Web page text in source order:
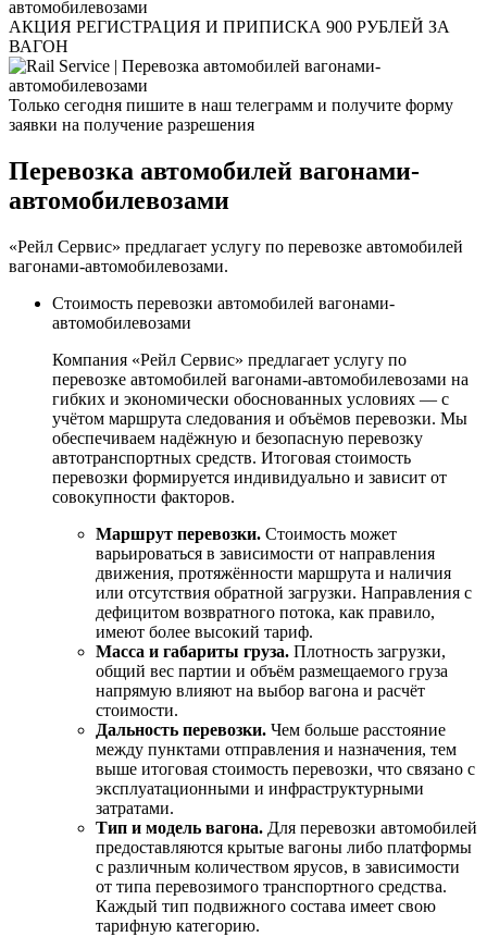
АКЦИЯ РЕГИСТРАЦИЯ И ПРИПИСКА 900 РУБЛЕЙ ЗА
ВАГОН
Только сегодня пишите в наш телеграмм и получите форму
заявки на получение разрешения
Перевозка автомобилей вагонами-
автомобилевозами
«Рейл Сервис» предлагает услугу по перевозке автомобилей
вагонами-автомобилевозами.
Стоимость перевозки автомобилей вагонами-
автомобилевозами
Компания «Рейл Сервис» предлагает услугу по
перевозке автомобилей вагонами-автомобилевозами на
гибких и экономически обоснованных условиях — с
учётом маршрута следования и объёмов перевозки. Мы
обеспечиваем надёжную и безопасную перевозку
автотранспортных средств. Итоговая стоимость
перевозки формируется индивидуально и зависит от
совокупности факторов.
Маршрут перевозки. Стоимость может
варьироваться в зависимости от направления
движения, протяжённости маршрута и наличия
или отсутствия обратной загрузки. Направления с
дефицитом возвратного потока, как правило,
имеют более высокий тариф.
Масса и габариты груза. Плотность загрузки,
общий вес партии и объём размещаемого груза
напрямую влияют на выбор вагона и расчёт
стоимости.
Дальность перевозки. Чем больше расстояние
между пунктами отправления и назначения, тем
выше итоговая стоимость перевозки, что связано с
эксплуатационными и инфраструктурными
затратами.
Тип и модель вагона. Для перевозки автомобилей
предоставляются крытые вагоны либо платформы
с различным количеством ярусов, в зависимости
от типа перевозимого транспортного средства.
Каждый тип подвижного состава имеет свою
тарифную категорию.